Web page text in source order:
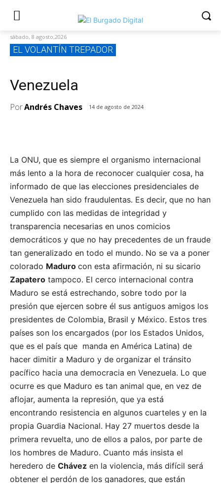
sábado, 8 agosto,2026
EL VOLANTÍN TREPADOR
Venezuela
PorAndrés Chaves 14 de agosto de 2024
La ONU, que es siempre el organismo internacional
más lento a la hora de reconocer cualquier cosa, ha
informado de que las elecciones presidenciales de
Venezuela han sido fraudulentas. Es decir, que no han
cumplido con las medidas de integridad y
transparencia necesarias en unos comicios
democráticos y que no hay precedentes de un fraude
tan generalizado en todo el mundo. No se va a poner
colorado Maduro con esta afirmación, ni su sicario
Zapatero tampoco. El cerco internacional contra
Maduro se está estrechando, sobre todo por la
presión que ejercen sobre él sus antiguos amigos los
presidentes de Colombia, Brasil y México. Estos tres
países son los encargados (por los Estados Unidos,
que es el país que manda en América Latina) de
hacer dimitir a Maduro y de organizar el tránsito
pacífico hacia una democracia en Venezuela. Lo que
ocurre es que Maduro es tan animal que, en vez de
aflojar, aumenta la represión, que ya está
encontrando resistencia en algunos cuarteles y en la
propia Guardia Nacional. Hay 27 muertos desde la
primera revuelta, uno de ellos a palos, por parte de
los hombres de Maduro. Cuanto más insista el
heredero de Chávez en la violencia, más difícil será
obtener el perdón de los ganadores, que están